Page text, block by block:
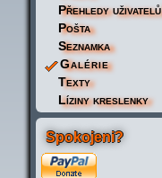
Přehledy uživatelů
Pošta
Seznamka
Galérie
Texty
Líziny kreslenky
Spokojeni?